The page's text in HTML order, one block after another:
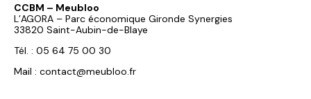
CCBM – Meubloo
L’AGORA – Parc économique Gironde Synergies
33820 Saint-Aubin-de-Blaye
Tél. : 05 64 75 00 30
Mail : contact@meubloo.fr